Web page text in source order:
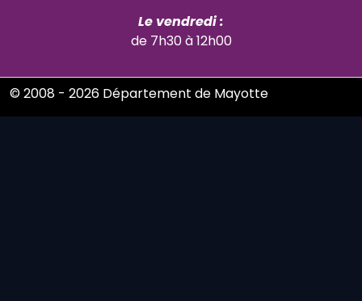
Le vendredi :
de 7h30 à 12h00
© 2008 - 2026 Département de Mayotte